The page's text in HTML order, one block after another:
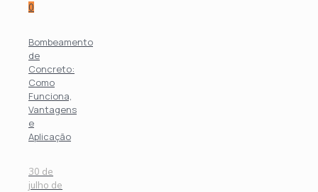
0
Bombeamento
de
Concreto:
Como
Funciona,
Vantagens
e
Aplicação
30 de
julho de